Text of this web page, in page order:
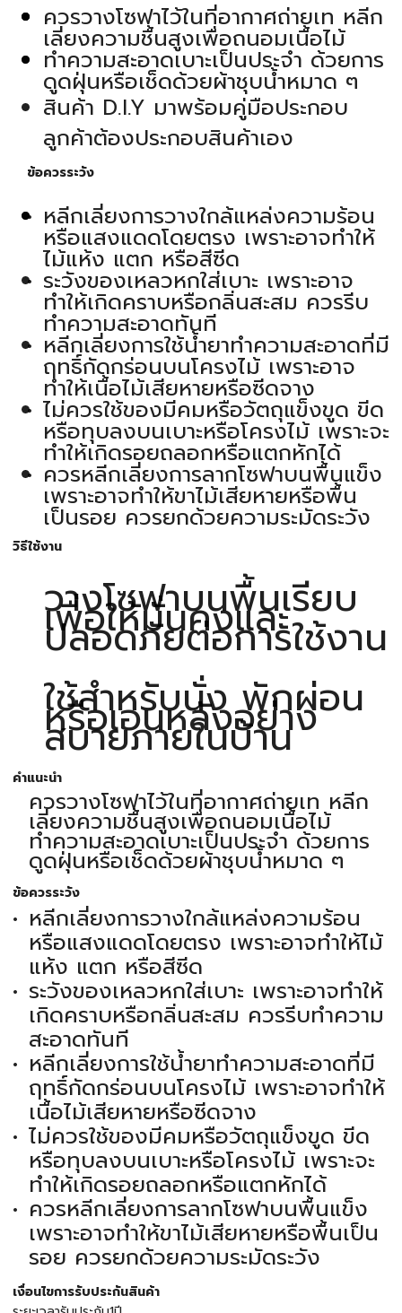
ควรวางโซฟาไว้ในที่อากาศถ่ายเท หลีก
เลี่ยงความชื้นสูงเพื่อถนอมเนื้อไม้
ทำความสะอาดเบาะเป็นประจำ ด้วยการ
ดูดฝุ่นหรือเช็ดด้วยผ้าชุบน้ำหมาด ๆ
สินค้า D.I.Y มาพร้อมคู่มือประกอบ
ลูกค้าต้องประกอบสินค้าเอง
ข้อควรระวัง
หลีกเลี่ยงการวางใกล้แหล่งความร้อน
หรือแสงแดดโดยตรง เพราะอาจทำให้
ไม้แห้ง แตก หรือสีซีด
ระวังของเหลวหกใส่เบาะ เพราะอาจ
ทำให้เกิดคราบหรือกลิ่นสะสม ควรรีบ
ทำความสะอาดทันที
หลีกเลี่ยงการใช้น้ำยาทำความสะอาดที่มี
ฤทธิ์กัดกร่อนบนโครงไม้ เพราะอาจ
ทำให้เนื้อไม้เสียหายหรือซีดจาง
ไม่ควรใช้ของมีคมหรือวัตถุแข็งขูด ขีด
หรือทุบลงบนเบาะหรือโครงไม้ เพราะจะ
ทำให้เกิดรอยถลอกหรือแตกหักได้
ควรหลีกเลี่ยงการลากโซฟาบนพื้นแข็ง
เพราะอาจทำให้ขาไม้เสียหายหรือพื้น
เป็นรอย ควรยกด้วยความระมัดระวัง
วิธีใช้งาน
วางโซฟาบนพื้นเรียบ
เพื่อให้มั่นคงและ
ปลอดภัยต่อการใช้งาน
ใช้สำหรับนั่ง พักผ่อน
หรือเอนหลังอย่าง
สบายภายในบ้าน
คำแนะนำ
ควรวางโซฟาไว้ในที่อากาศถ่ายเท หลีก
เลี่ยงความชื้นสูงเพื่อถนอมเนื้อไม้
ทำความสะอาดเบาะเป็นประจำ ด้วยการ
ดูดฝุ่นหรือเช็ดด้วยผ้าชุบน้ำหมาด ๆ
ข้อควรระวัง
หลีกเลี่ยงการวางใกล้แหล่งความร้อน
หรือแสงแดดโดยตรง เพราะอาจทำให้ไม้
แห้ง แตก หรือสีซีด
ระวังของเหลวหกใส่เบาะ เพราะอาจทำให้
เกิดคราบหรือกลิ่นสะสม ควรรีบทำความ
สะอาดทันที
หลีกเลี่ยงการใช้น้ำยาทำความสะอาดที่มี
ฤทธิ์กัดกร่อนบนโครงไม้ เพราะอาจทำให้
เนื้อไม้เสียหายหรือซีดจาง
ไม่ควรใช้ของมีคมหรือวัตถุแข็งขูด ขีด
หรือทุบลงบนเบาะหรือโครงไม้ เพราะจะ
ทำให้เกิดรอยถลอกหรือแตกหักได้
ควรหลีกเลี่ยงการลากโซฟาบนพื้นแข็ง
เพราะอาจทำให้ขาไม้เสียหายหรือพื้นเป็น
รอย ควรยกด้วยความระมัดระวัง
เงื่อนไขการรับประกันสินค้า